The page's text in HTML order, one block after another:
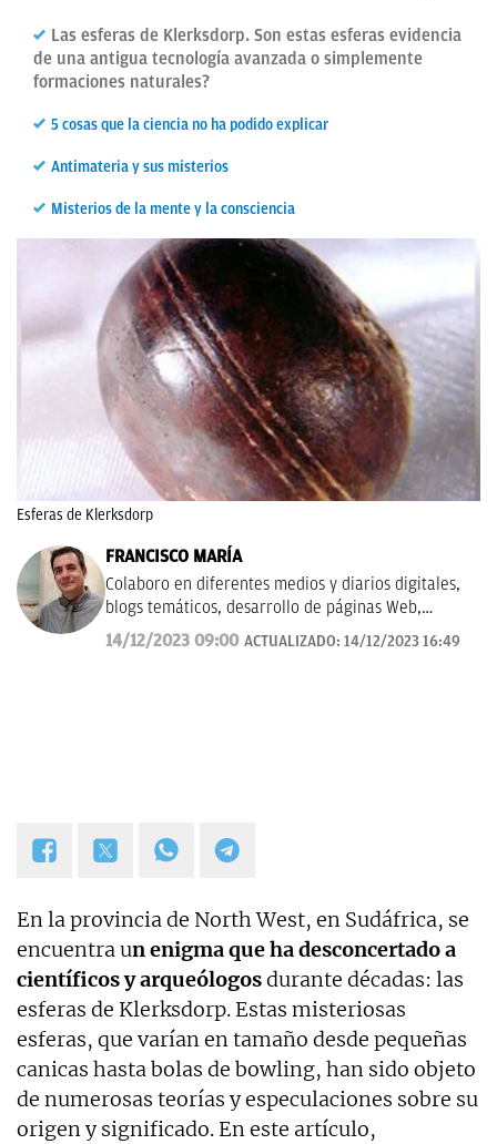
Las esferas de Klerksdorp. Son estas esferas evidencia
de una antigua tecnología avanzada o simplemente
formaciones naturales?
5 cosas que la ciencia no ha podido explicar
Antimateria y sus misterios
Misterios de la mente y la consciencia
Esferas de Klerksdorp
FRANCISCO MARÍA
Colaboro en diferentes medios y diarios digitales,
blogs temáticos, desarrollo de páginas Web,
redacción de guías y manuales didácticos, textos
promocionales, campañas publicitarias y de
14/12/2023 09:00 ACTUALIZADO: 14/12/2023 16:49
En la provincia de North West, en Sudáfrica, se
encuentra un enigma que ha desconcertado a
científicos y arqueólogosdurante décadas: las
esferas de Klerksdorp. Estas misteriosas
esferas, que varían en tamaño desde pequeñas
canicas hasta bolas de bowling, han sido objeto
de numerosas teorías y especulaciones sobre su
origen y significado. En este artículo,